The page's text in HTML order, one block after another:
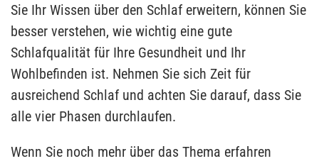
Sie Ihr Wissen über den Schlaf erweitern, können Sie
besser verstehen, wie wichtig eine gute
Schlafqualität für Ihre Gesundheit und Ihr
Wohlbefinden ist. Nehmen Sie sich Zeit für
ausreichend Schlaf und achten Sie darauf, dass Sie
alle vier Phasen durchlaufen.
Wenn Sie noch mehr über das Thema erfahren